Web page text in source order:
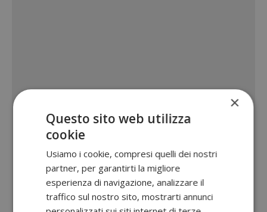
×
Questo sito web utilizza
cookie
Usiamo i cookie, compresi quelli dei nostri
partner, per garantirti la migliore
esperienza di navigazione, analizzare il
traffico sul nostro sito, mostrarti annunci